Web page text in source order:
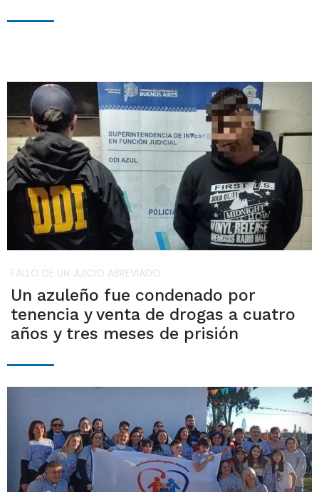
FALLO DE UN JUICIO ABREVIADO
Un azuleño fue condenado por
tenencia y venta de drogas a cuatro
años y tres meses de prisión